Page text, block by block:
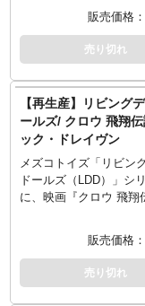
のフリルがついた黒い
印象的な髪型もしっか
ズデー。LDDでは珍し
シリーズの第4作目『チ
の花嫁』のチャッキー
ァニーが再ラインナッ
初版は2014年、なんと
は超奇跡！「湖畔の絞
ャールズ・リー・レイ
たチャッキーは、いつ
ぎとスニーカーのスタ
形になって（されて）
ティファニーは、ウェ
ドレスの上からライダ
ークでもある、右胸に
タトゥーもLDD素体にし
プリントで再現！LDD
販売価格：
売り切れ
【再生産】リビング
ールズ/ クロウ 飛翔
ック・ドレイヴン
メズコトイズ「リビン
ドールズ（LDD）」シ
に、映画『クロウ 飛翔
バーによる原作コミッ
実写映画として、そし
「ブルース・リーの息
販売価格：
売り切れ